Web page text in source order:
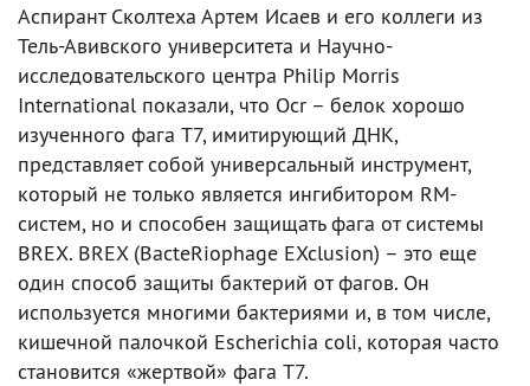
Аспирант Сколтеха Артем Исаев и его коллеги из
Тель-Авивского университета и Научно-
исследовательского центра Philip Morris
International показали, что Ocr – белок хорошо
изученного фага T7, имитирующий ДНК,
представляет собой универсальный инструмент,
который не только является ингибитором RM-
систем, но и способен защищать фага от системы
BREX. BREX (BacteRiophage EXclusion) – это еще
один способ защиты бактерий от фагов. Он
используется многими бактериями и, в том числе,
кишечной палочкой Escherichia coli, которая часто
становится «жертвой» фага T7.